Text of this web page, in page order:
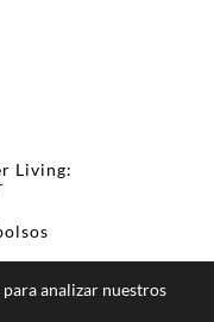
Living:
analizar nuestros